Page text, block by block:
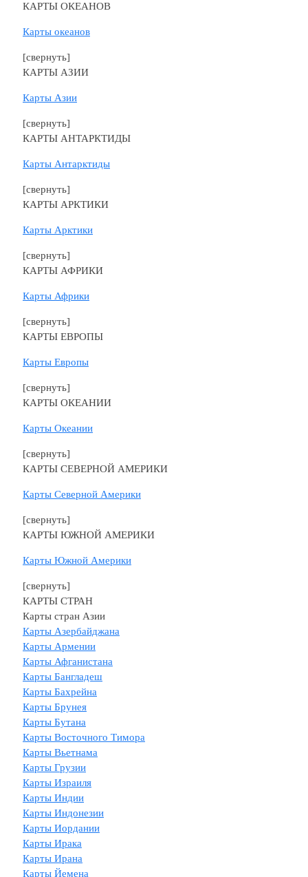
КАРТЫ ОКЕАНОВ
Карты океанов
[свернуть]
КАРТЫ АЗИИ
Карты Азии
[свернуть]
КАРТЫ АНТАРКТИДЫ
Карты Антарктиды
[свернуть]
КАРТЫ АРКТИКИ
Карты Арктики
[свернуть]
КАРТЫ АФРИКИ
Карты Африки
[свернуть]
КАРТЫ ЕВРОПЫ
Карты Европы
[свернуть]
КАРТЫ ОКЕАНИИ
Карты Океании
[свернуть]
КАРТЫ СЕВЕРНОЙ АМЕРИКИ
Карты Северной Америки
[свернуть]
КАРТЫ ЮЖНОЙ АМЕРИКИ
Карты Южной Америки
[свернуть]
КАРТЫ СТРАН
Карты стран Азии
Карты Азербайджана
Карты Армении
Карты Афганистана
Карты Бангладеш
Карты Бахрейна
Карты Брунея
Карты Бутана
Карты Восточного Тимора
Карты Вьетнама
Карты Грузии
Карты Израиля
Карты Индии
Карты Индонезии
Карты Иордании
Карты Ирака
Карты Ирана
Карты Йемена